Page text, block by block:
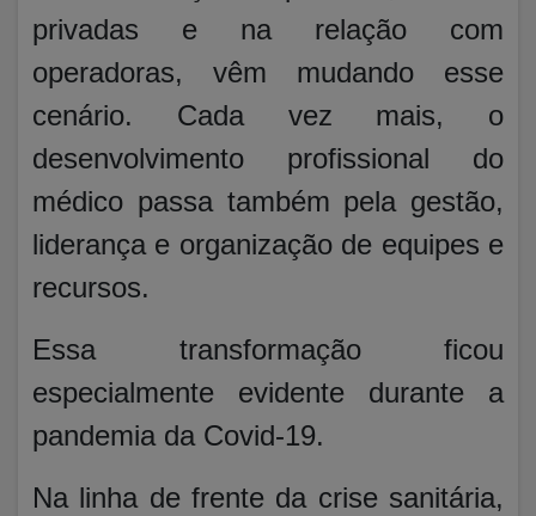
privadas e na relação com
operadoras, vêm mudando esse
cenário. Cada vez mais, o
desenvolvimento profissional do
médico passa também pela gestão,
liderança e organização de equipes e
recursos.
Essa transformação ficou
especialmente evidente durante a
pandemia da Covid-19.
Na linha de frente da crise sanitária,